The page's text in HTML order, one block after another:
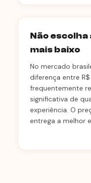
Não
mais baixo
No mercado
diferença entre
frequentemente
significativa de
experiência. O
entrega a melhor